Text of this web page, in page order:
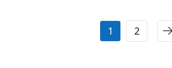
1 2